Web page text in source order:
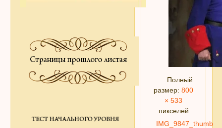
Полный
размер: 800
× 533
пикселей
IMG_9847_thumb